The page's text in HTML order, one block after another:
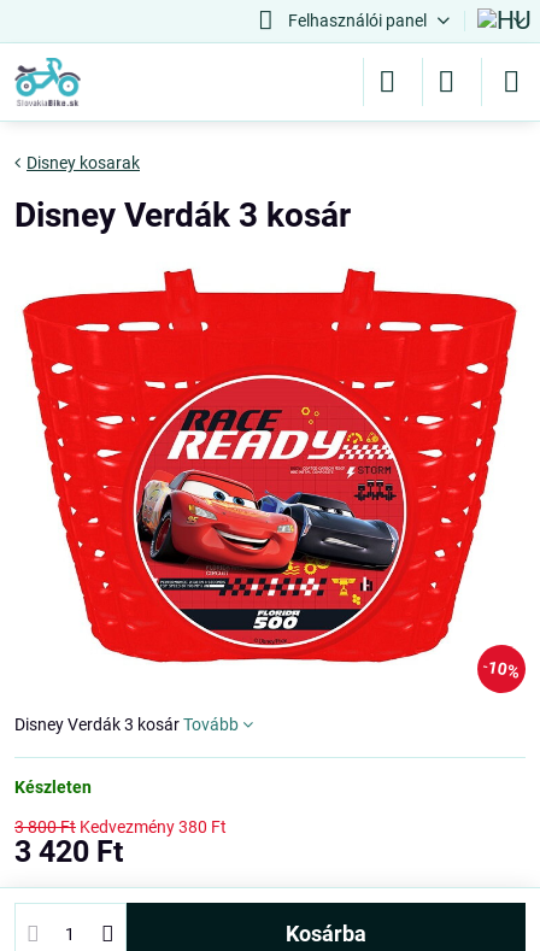
Felhasználói panel
10%
Disney kosarak
Disney Verdák 3 kosár
Disney Verdák 3 kosárTovább
Készleten
3 800 Ft Kedvezmény380 Ft
3 420 Ft
kosárba